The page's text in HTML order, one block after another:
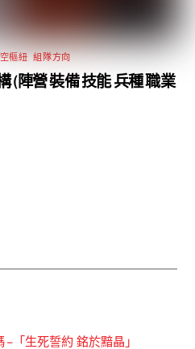
樞紐 ,組隊方向
(陣營 裝備 技能 兵種 職業
「生死誓約 銘於黯晶」